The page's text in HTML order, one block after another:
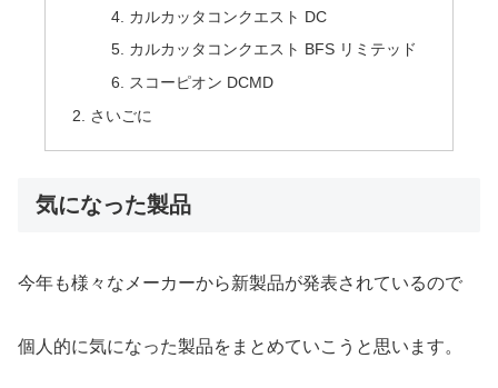
カルカッタコンクエスト DC
カルカッタコンクエスト BFS リミテッド
スコーピオン DCMD
さいごに
気になった製品
今年も様々なメーカーから新製品が発表されているので
個人的に気になった製品をまとめていこうと思います。